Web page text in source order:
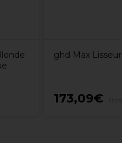
ghd Max Lisseur
173,09€